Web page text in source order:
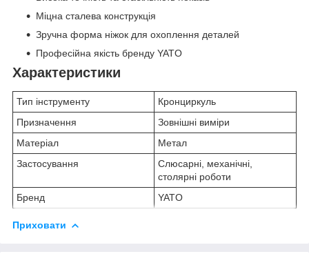
Міцна сталева конструкція
Зручна форма ніжок для охоплення деталей
Професійна якість бренду YATO
Характеристики
Тип інструменту
Кронциркуль
Призначення
Зовнішні виміри
Матеріал
Метал
Застосування
Слюсарні, механічні,
столярні роботи
Бренд
YATO
Приховати